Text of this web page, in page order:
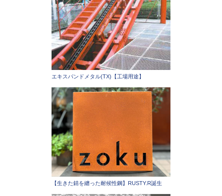
エキスパンドメタル(TX)【工場用途】
【生きた錆を纏った耐候性鋼】RUSTY.R誕生